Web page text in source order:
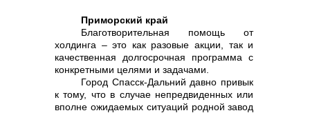
Приморский край
Благотворительная помощь от
холдинга – это как разовые акции, так и
качественная долгосрочная программа с
конкретными целями и задачами.
Город Спасск-Дальний давно привык
к тому, что в случае непредвиденных или
вполне ожидаемых ситуаций родной завод